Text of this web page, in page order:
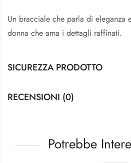
Un bracciale che parla di eleganza
donna che ama i dettagli raffinati.
SICUREZZA PRODOTTO
RECENSIONI (0)
Potrebbe